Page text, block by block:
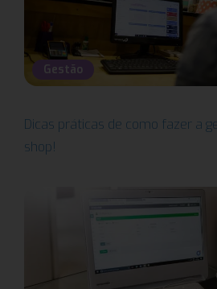
Gestão
Dicas práticas de como fazer a
shop!